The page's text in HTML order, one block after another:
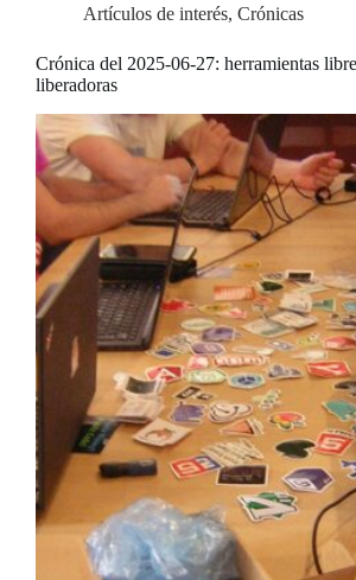
Artículos de interés, Crónicas
Crónica del 2025-06-27: herramientas
liberadoras